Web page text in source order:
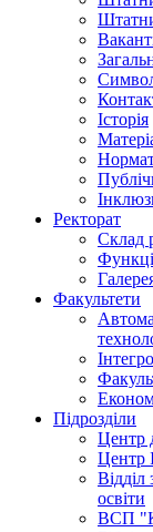
Історія
Ректорат
Склад
Факультети
Підрозділи
Центр
Центр
Відділ
освіти
ВСП